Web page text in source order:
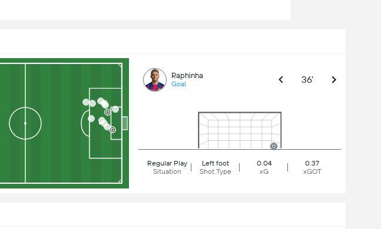
Raphinha
Goal 36'
Regular Play
Situation
Left foot
Shot Type
0.04
xG
0.37
xGOT